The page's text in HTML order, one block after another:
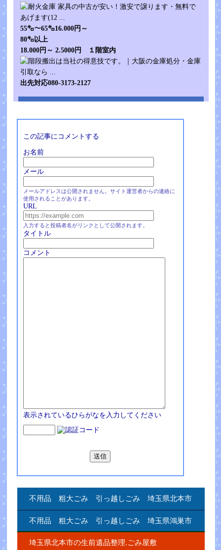
55㌔～65㌔16.000円～
80㌔以上
18.000円～ 2.5000円 １階室内
出先対応080-3173-2127
この記事にコメントする
お名前
メール
メールアドレスは公開されません。サイト運営者からの連絡に
使用されることがあります。
URL
入力すると投稿者名がリンクとして公開されます。
タイトル
コメント
表示されているひらがなを入力してください
不用品 粗大ごみ 引っ越しごみ 埼玉県北本市
不用品 粗大ごみ 引っ越しごみ 埼玉県鴻巣市
埼玉県北本市の生前遺品整理.ごみ屋敷